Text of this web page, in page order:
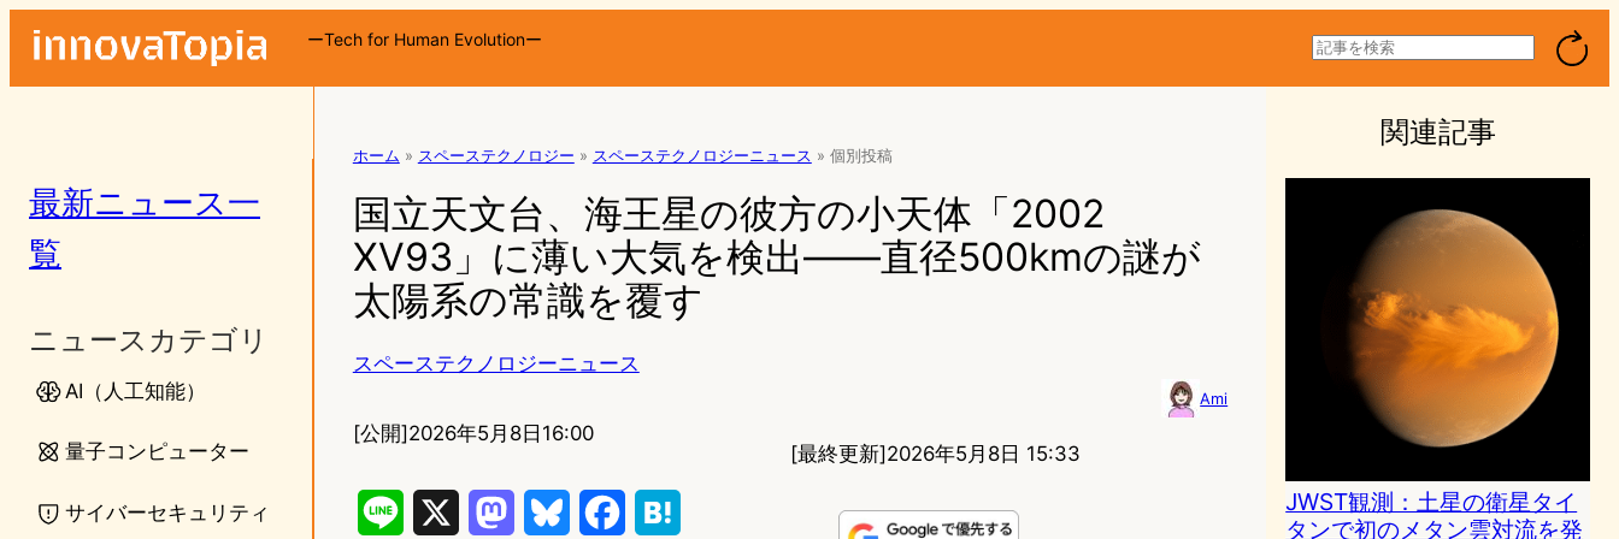
ーTech for Human Evolutionー
検
索
最新ニュース一
覧
ニュースカテゴリ
AI（人工知能）
量子コンピューター
サイバーセキュリティ
ホーム » スペーステクノロジー » スペーステクノロジーニュース » 個別投稿
国立天文台、海王星の彼方の小天体「2002
XV93」に薄い大気を検出——直径500kmの謎が
太陽系の常識を覆す
スペーステクノロジーニュース
Ami
[公開]2026年5月8日16:00
[最終更新]2026年5月8日 15:33
関連記事
JWST観測：土星の衛星タイ
タンで初のメタン雲対流を発